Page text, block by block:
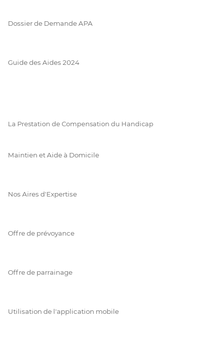
Dossier de Demande APA
Guide des Aides 2024
La Prestation de Compensation du Handicap
Maintien et Aide à Domicile
Nos Aires d'Expertise
Offre de prévoyance
Offre de parrainage
Utilisation de l'application mobile